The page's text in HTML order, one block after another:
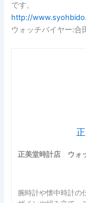
です。
http://
ウォッチバイヤー:合
正美堂時計店 ウォ
腕時計や懐中時計の